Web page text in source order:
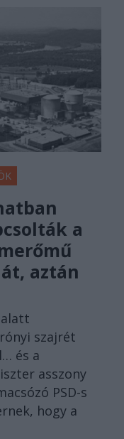
a
aztán
szajrét
és a
asszony
PSD-s
hogy a